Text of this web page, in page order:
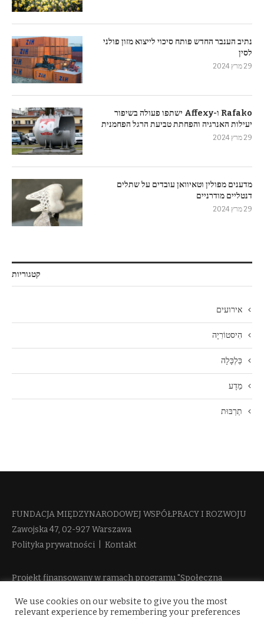
נתיב הענבר החדש פותח סיכוי לייצוא מזון פולני
לסין
29 מרץ 2024
Rafako ו-Affexy ישתפו פעולה בשיפור
יעילות האנרגיה והפחתת טביעת הרגל הפחמנית
29 מרץ 2024
מדענים מפולין וטאיוואן עובדים על שתלים
דנטליים מודרניים
29 מרץ 2024
קטגוריות
אירועים
הִיסטוֹרִיָה
כַּלְכָּלָה
מַדָע
תַרְבּוּת
FUNDACJA MIĘDZYNARODOWEJ WSPÓŁPRACY I ROZWOJU​
Zawojska 47, 02-927 Warszawa
Polityka prywatności
Kontakt
Projekt finansowany w ramach programu "Społeczna
więcej informacji
We use cookies on our website to give you the most
relevant experience by remembering your preferences